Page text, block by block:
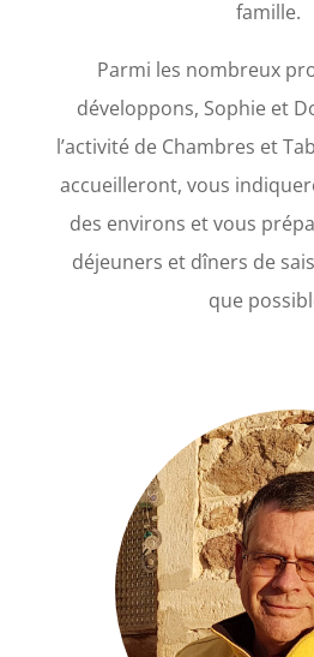
famille.
Parmi les nombreux
développons, Sophie et
l’activité de Chambres et
accueilleront, vous
des environs et vous
déjeuners et dîners de
que